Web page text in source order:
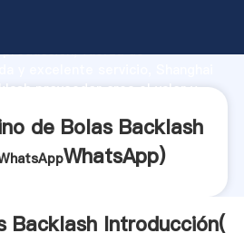
fuerza de
proveedor crea el valor y
de Bolas Backlash
WhatsApp)
Backlash Introducción(